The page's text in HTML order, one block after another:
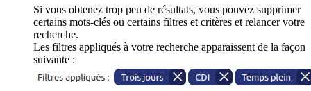
Si vous obtenez trop peu de résultats, vous pouvez supprimer
certains mots-clés ou certains filtres et critères et relancer votre
recherche.
Les filtres appliqués à votre recherche apparaissent de la façon
suivante :